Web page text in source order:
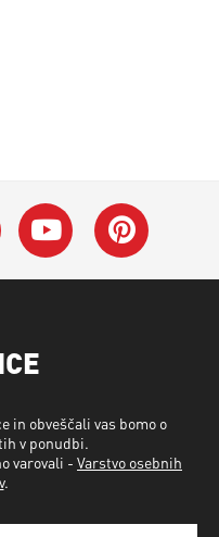
in obveščali vas bomo o
v ponudbi.
varovali - Varstvo osebnih
.